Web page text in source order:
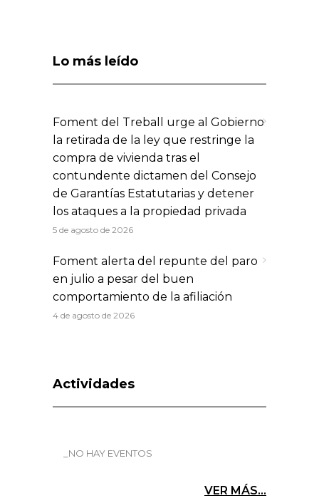
Lo más leído
Foment del Treball urge al Gobierno
la retirada de la ley que restringe la
compra de vivienda tras el
contundente dictamen del Consejo
de Garantías Estatutarias y detener
los ataques a la propiedad privada
5 de agosto de 2026
Foment alerta del repunte del paro
en julio a pesar del buen
comportamiento de la afiliación
4 de agosto de 2026
Actividades
_NO HAY EVENTOS
VER MÁS...